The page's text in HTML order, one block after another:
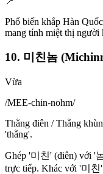
Phổ biến khắp Hàn
mang tính miệt thị người
10. 미친놈
Vừa
/MEE-chin-nohm/
Thằng điên / Thằng
'thằng'.
Ghép '미친' (điên) với '
trực tiếp. Khác với '미친